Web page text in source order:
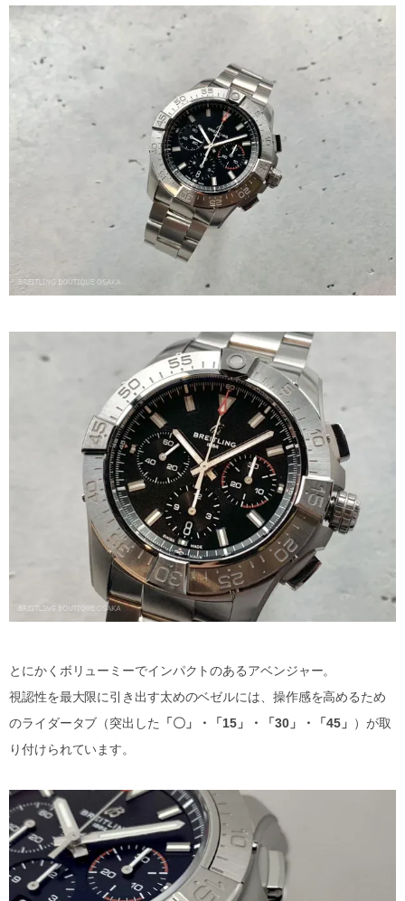
とにかくボリューミーでインパクトのあるアベンジャー。
視認性を最大限に引き出す太めのベゼルには、操作感を高めるため
のライダータブ（突出した
「〇」・「15」・「30」・「45」 ）が取
り付けられています。